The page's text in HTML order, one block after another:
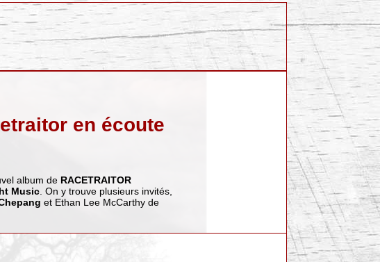
en écoute
album de RACETRAITOR
Music. On y trouve plusieurs invités,
et Ethan Lee McCarthy de